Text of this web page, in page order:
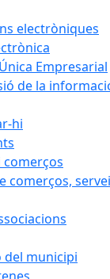
electròniques
Empresarial
de la
hi
comerços
comerços,
municipi